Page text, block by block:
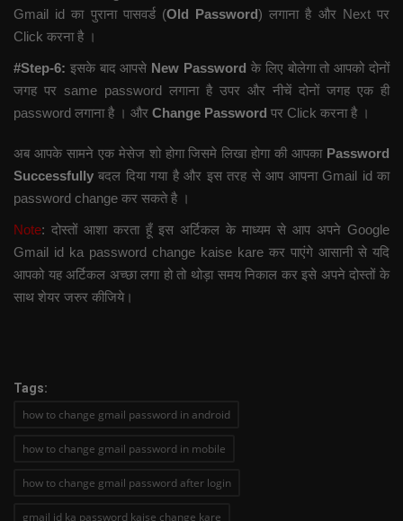
Gmail id का पुराना पासवर्ड (Old Password) लगाना है और Next पर
Click करना है ।
#Step-6: इसके बाद आपसे New Password के लिए बोलेगा तो आपको दोनों
जगह पर same password लगाना है उपर और नीचें दोनों जगह एक ही
password लगाना है । और Change Password पर Click करना है ।
अब आपके सामने एक मेसेज शो होगा जिसमे लिखा होगा की आपकाPassword
Successfully बदल दिया गया है और इस तरह से आप आपना Gmail id का
password change कर सकते है ।
Note: दोस्तों आशा करता हूँ इस अर्टिकल के माध्यम से आप अपने Google
Gmail id ka password change kaise kare कर पाएंगे आसानी से यदि
आपको यह अर्टिकल अच्छा लगा हो तो थोड़ा समय निकाल कर इसे अपने दोस्तों के
साथ शेयर जरुर कीजिये।
Tags:
how to change gmail password in android
how to change gmail password in mobile
how to change gmail password after login
gmail id ka password kaise change kare